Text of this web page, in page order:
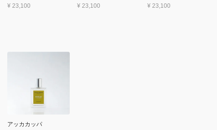
¥ 23,100
¥ 23,100
¥ 23,100
アッカカッパ